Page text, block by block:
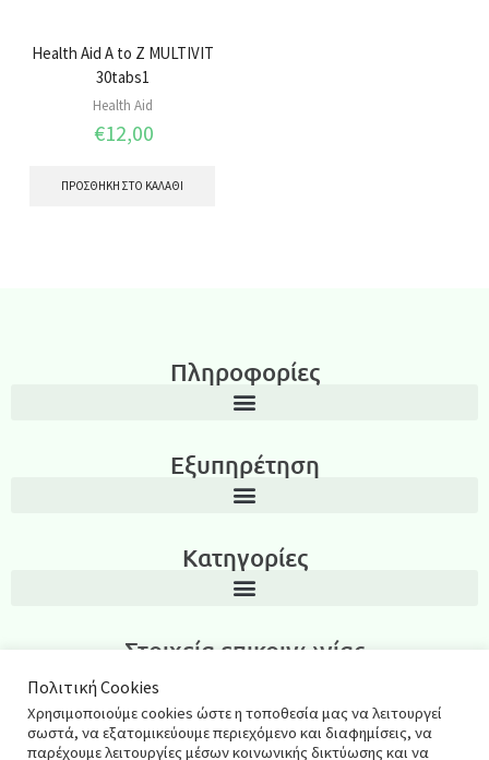
Health Aid Α to Ζ MULTIVIT
30tabs1
Health Aid
€12,00
ΠΡΟΣΘΉΚΗ ΣΤΟ ΚΑΛΆΘΙ
Πληροφορίες
Εξυπηρέτηση
Κατηγορίες
Στοιχεία επικοινωνίας
Λεωνίδα Ιασωνίδου 3, Περιοχή Καμάρα, Θεσσαλονίκη T.K.: 54635
2311270795
Πολιτική Cookies
Χρησιμοποιούμε cookies ώστε η τοποθεσία μας να λειτουργεί
σωστά, να εξατομικεύουμε περιεχόμενο και διαφημίσεις, να
παρέχουμε λειτουργίες μέσων κοινωνικής δικτύωσης και να